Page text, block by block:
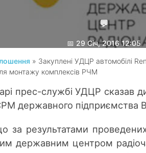
💬
📅 29 Січ, 2016 12:05
🔄 10 Чер, 2019 21:47
» Закуплені УДЦР автомобілі
монтажу комплексів РЧМ
прес-службі УДЦР сказав
державного підприємства
за результатами
державним центром